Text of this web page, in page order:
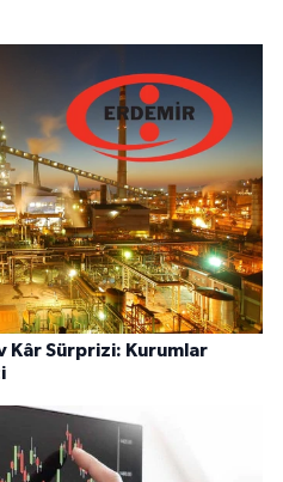
Kâr Sürprizi: Kurumlar